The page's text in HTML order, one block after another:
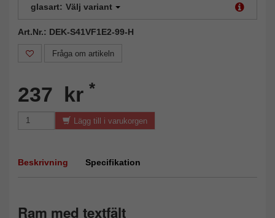
glasart: Välj variant
Art.Nr.: DEK-S41VF1E2-99-H
Fråga om artikeln
237 kr *
Lägg till i varukorgen
Beskrivning Specifikation
Ram med textfält